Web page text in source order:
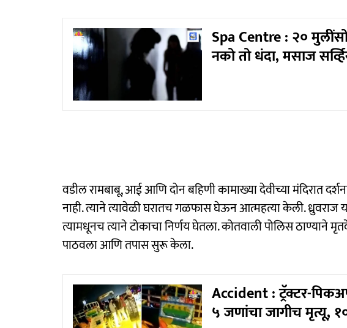
Spa Centre : २०
नको तो धंदा, मसाज
वडील रामबाबू, आई आणि दोन बहिणी कामाख्या देवीच्या मंदिरात
नाही. त्याने त्यावेळी घरातच गळफास घेऊन आत्महत्या केली. ध्रुवराज
त्यामधूनच त्याने टोकाचा निर्णय घेतला. कोतवाली पोलिस ठाण्याने
पाठवला आणि तपास सुरू केला.
Accident : ट्रॅक्टर-
५ जणांचा जागीच मृत्यू,